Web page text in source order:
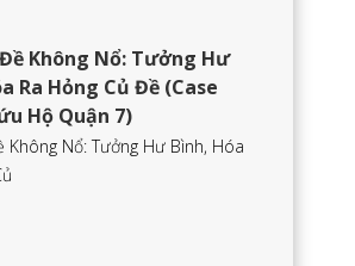
Không Nổ: Tưởng Hư
Ra Hỏng Củ Đề (Case
Hộ Quận 7)
Không Nổ: Tưởng Hư Bình, Hóa